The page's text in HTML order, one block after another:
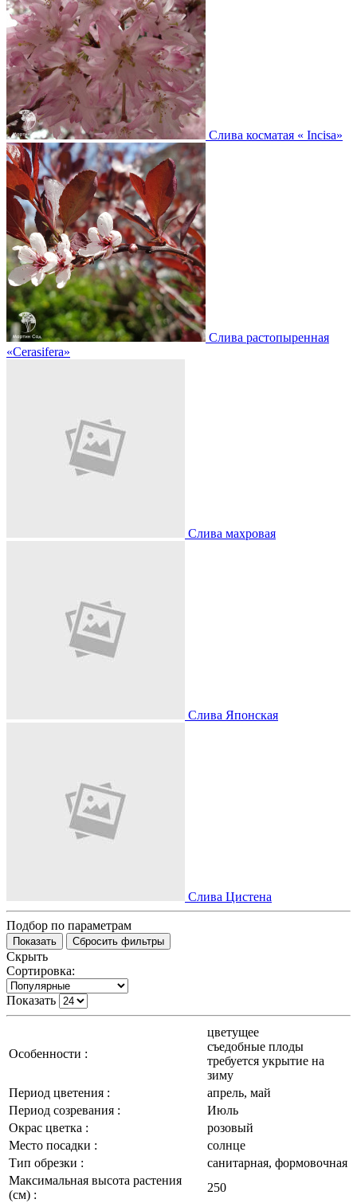
Слива косматая « Incisa»
Слива растопыренная
«Cerasifera»
Слива махровая
Слива Японская
Слива Цистена
Подбор по параметрам
Скрыть
Сортировка:
Показать
Особенности :
цветущее
съедобные плоды
требуется укрытие на
зиму
Период цветения :
апрель, май
Период созревания :
Июль
Окрас цветка :
розовый
Место посадки :
солнце
Тип обрезки :
санитарная, формовочная
Максимальная высота растения
(см) :
250